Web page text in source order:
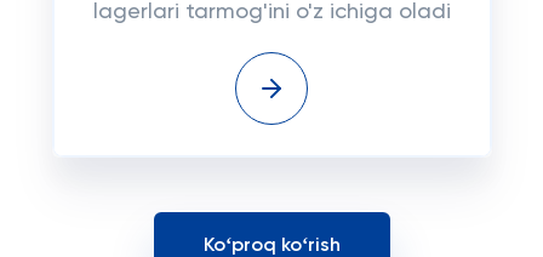
lagerlari tarmog'ini o'z ichiga oladi
Koʻproq koʻrish